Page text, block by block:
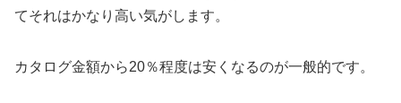
てそれはかなり高い気がします。
カタログ金額から20％程度は安くなるのが一般的です。